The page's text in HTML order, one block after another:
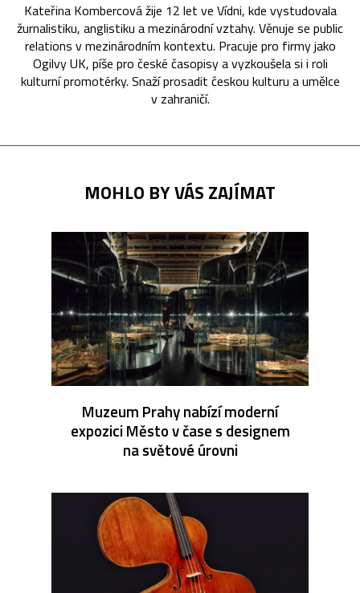
Kateřina Kombercová žije 12 let ve Vídni, kde vystudovala
žurnalistiku, anglistiku a mezinárodní vztahy. Věnuje se public
relations v mezinárodním kontextu. Pracuje pro firmy jako
Ogilvy UK, píše pro české časopisy a vyzkoušela si i roli
kulturní promotérky. Snaží prosadit českou kulturu a umělce
v zahraničí.
MOHLO BY VÁS ZAJÍMAT
Muzeum Prahy nabízí moderní
expozici Město v čase s designem
na světové úrovni